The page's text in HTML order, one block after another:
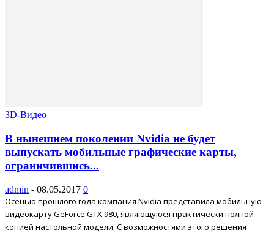
3D-Видео
В нынешнем поколении Nvidia не будет
выпускать мобильные графические карты,
ограничившись...
admin - 08.05.2017 0
Осенью прошлого года компания Nvidia представила мобильную
видеокарту GeForce GTX 980, являющуюся практически полной
копией настольной модели. С возможностями этого решения